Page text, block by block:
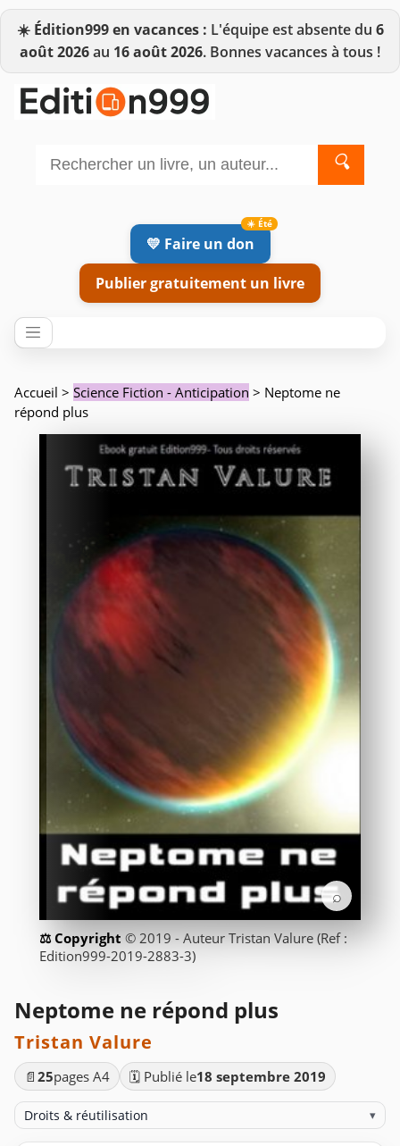
☀️ Édition999 en vacances : L'équipe est absente du 6
août 2026au 16 août 2026. Bonnes vacances à tous !
🔍
💛 Faire un don
Publier gratuitement un livre
Accueil > Science Fiction - Anticipation > Neptome ne
répond plus
⌕
© 2019 - Auteur Tristan Valure (Ref :
Edition999-2019-2883-3)
Neptome ne répond plus
Tristan Valure
📄 25pages A4 🗓️ Publié le18 septembre 2019
Droits & réutilisation ▾